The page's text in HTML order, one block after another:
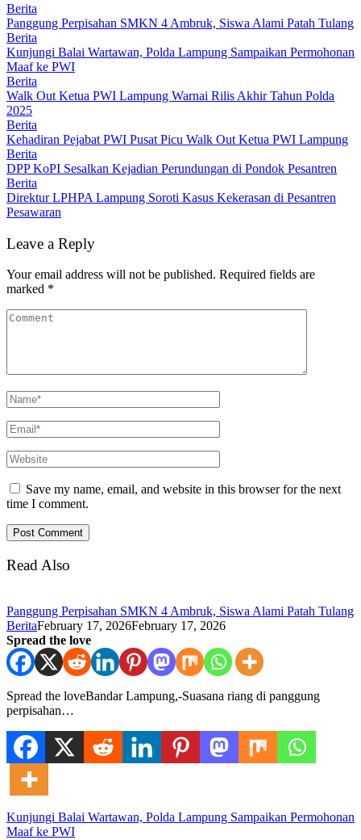
Berita
Panggung Perpisahan SMKN 4 Ambruk, Siswa Alami Patah Tulang
Berita
Kunjungi Balai Wartawan, Polda Lampung Sampaikan Permohonan
Maaf ke PWI
Berita
Walk Out Ketua PWI Lampung Warnai Rilis Akhir Tahun Polda
2025
Berita
Kehadiran Pejabat PWI Pusat Picu Walk Out Ketua PWI Lampung
Berita
DPP KoPI Sesalkan Kejadian Perundungan di Pondok Pesantren
Berita
Direktur LPHPA Lampung Soroti Kasus Kekerasan di Pesantren
Pesawaran
Leave a Reply
Your email address will not be published. Required fields are
marked *
Save my name, email, and website in this browser for the next
time I comment.
Read Also
Panggung Perpisahan SMKN 4 Ambruk, Siswa Alami Patah Tulang
BeritaFebruary 17, 2026February 17, 2026
Spread the love
Spread the loveBandar Lampung,-Suasana riang di panggung
perpisahan…
Kunjungi Balai Wartawan, Polda Lampung Sampaikan Permohonan
Maaf ke PWI